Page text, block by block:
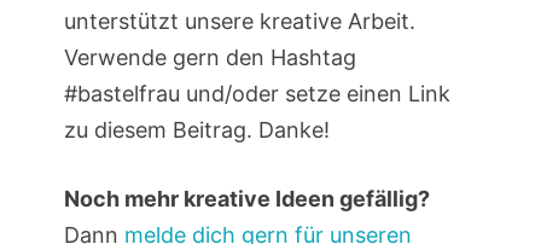
unterstützt unsere kreative Arbeit.
Verwende gern den Hashtag
#bastelfrau und/oder setze einen Link
zu diesem Beitrag. Danke!
Noch mehr kreative Ideen gefällig?
Dann melde dich gern für unseren